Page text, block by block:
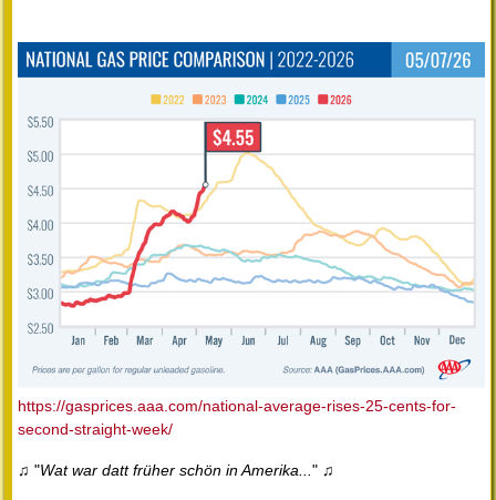
https://gasprices.aaa.com/national-average-rises-25-cents-for-
second-straight-week/
♫ "Wat war datt früher schön in Amerika... " ♫